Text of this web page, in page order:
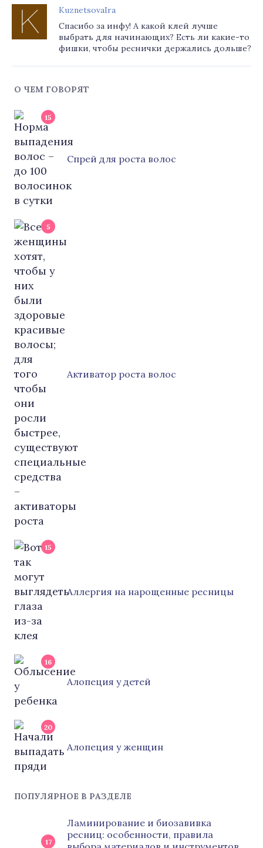
KuznetsovaIra
Спасибо за инфу! А какой клей лучше
выбрать для начинающих? Есть ли какие-то
фишки, чтобы реснички держались дольше?
О ЧЕМ ГОВОРЯТ
15
Cпрей для роста волос
5
Активатор роста волос
15
Аллергия на нарощенные ресницы
16
Алопеция у детей
20
Алопеция у женщин
ПОПУЛЯРНОЕ В РАЗДЕЛЕ
17
Ламинирование и биозавивка
ресниц: особенности, правила